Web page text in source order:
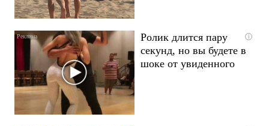
i
Ролик длится пару
секунд, но вы будете в
шоке от увиденного